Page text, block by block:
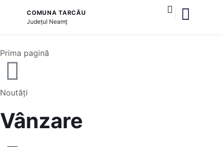
COMUNA TARCĂU
Județul Neamț
Prima pagină
Noutăți
Vânzare